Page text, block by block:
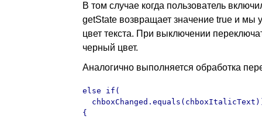
В том случае когда пользователь
getState возвращает значение true и мы
цвет текста. При выключении
черный цвет.
Аналогично выполняется обработка
else if(
{